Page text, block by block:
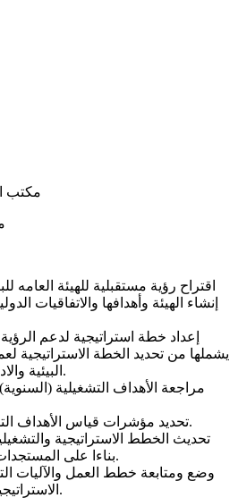
مكتب
اقتراح رؤية مستقبلية للهيئة العامه
إنشاء الهيئة وأهدافها والاتفاقيات
إعداد خطة استراتيجية لدعم الرؤية
يشملها من تحديد الخطة الاستراتيجية
البيئية والادارية والفنية المساندة.
مراجعة الأهداف التشغيلية
تحديد مؤشرات قياس الأهداف التشغيلية والاستراتيجية.
تحديث الخطط الاستراتيجية
بناءا على المستجدات والمعطيات الجديدة.
وضع ومتابعة خطط العمل والآليات
الاستراتيجية والخطط التشغيلية.